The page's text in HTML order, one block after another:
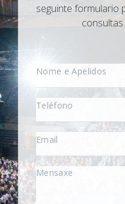
seguinte formulario